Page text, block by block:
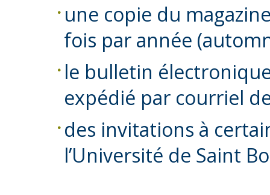
une copie du
fois par année
le bulletin
expédié par courriel
des invitations à
l’Université de Saint